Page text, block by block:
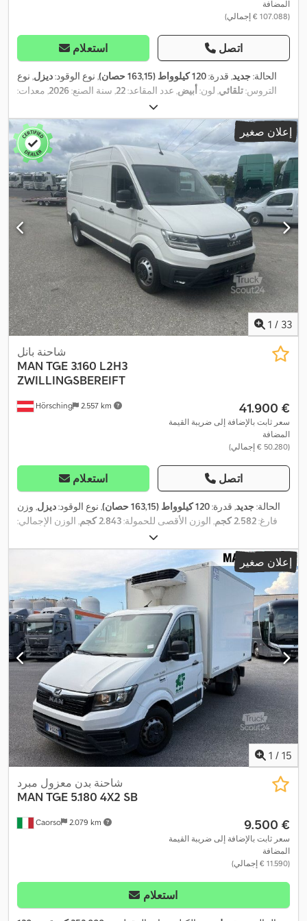
المضافة
(‏107.088 € إجمالي)
استعلام اتصل
الحالة:جديد, قدرة:120 كيلوواط (163,15 حصان) , نوع الوقود:ديزل, نوع
التروس:تلقائي, لون: أبيض, عدد المقاعد:22, سنة الصنع:2026, معدات:
الفرامل المانعة للانغلاق (ABS),
إعلان صغير
1 / 33
Hörsching 2.557 km
شاحنة بانل
MAN TGE 3.160 L2H3
ZWILLINGSBEREIFT
‏41.900 €
سعر ثابت بالإضافة إلى ضريبة القيمة
المضافة
(‏50.280 € إجمالي)
استعلام اتصل
الحالة:جديد, قدرة:120 كيلوواط (163,15 حصان) , نوع الوقود:ديزل, وزن
فارغ:2.582 كجم , الوزن الأقصى للحمولة:2.843 كجم
, الوزن الإجمالي:
205/75R17C
أبيض, نوع التروس:ميكانيكي, فئة الانبعاثات:يورو 6 , عدد المقاعد:3, طول
مساحة التحميل:3.500 مم , عرض مساحة التحميل:
مساحة التحميل:
1.950 مم , السرعة القصوى: 90 كم/س
منزلق, تسجيل الشاحنة, تكييف الهواء, قفل مركزي, كمبيوتر على متن
المركبة, مثبت السرعة, نظام الفرامل المانعة للانغلاق (ABS), نظام
الملاحة, وسادة هوائية,
إعلان صغير
1 / 15
Caorso 2.079 km
شاحنة بدن معزول مبرد
MAN TGE 5.180 4X2 SB
‏9.500 €
سعر ثابت بالإضافة إلى ضريبة القيمة
المضافة
(‏11.590 € إجمالي)
استعلام